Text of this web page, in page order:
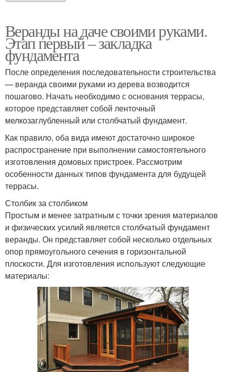
Веранды на даче своими руками.
Этап первый – закладка
фундамента
После определения последовательности строительства
— веранда своими руками из дерева возводится
пошагово. Начать необходимо с основания террасы,
которое представляет собой ленточный
мелкозаглубленный или столбчатый фундамент.
Как правило, оба вида имеют достаточно широкое
распространение при выполнении самостоятельного
изготовления домовых пристроек. Рассмотрим
особенности данных типов фундамента для будущей
террасы.
Столбик за столбиком
Простым и менее затратным с точки зрения материалов
и физических усилий является столбчатый фундамент
веранды. Он представляет собой несколько отдельных
опор прямоугольного сечения в горизонтальной
плоскости. Для изготовления используют следующие
материалы: